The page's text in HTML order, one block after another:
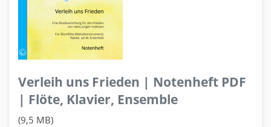
Verleih uns Frieden | Notenheft PDF
| Flöte, Klavier, Ensemble
(9,5 MB)